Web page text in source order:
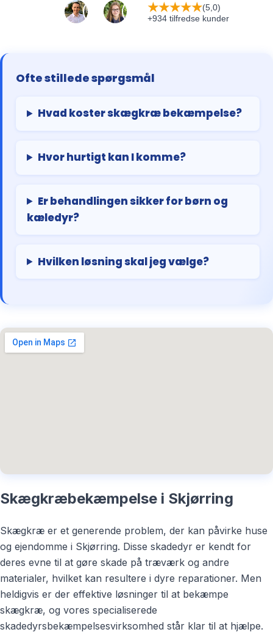
★★★★★(5,0)
+934 tilfredse kunder
Ofte stillede spørgsmål
Hvad koster skægkræ bekæmpelse?
Hvor hurtigt kan I komme?
Er behandlingen sikker for børn og
kæledyr?
Hvilken løsning skal jeg vælge?
Skægkræbekæmpelse i Skjørring
Skægkræ er et generende problem, der kan påvirke huse
og ejendomme i Skjørring. Disse skadedyr er kendt for
deres evne til at gøre skade på træværk og andre
materialer, hvilket kan resultere i dyre reparationer. Men
heldigvis er der effektive løsninger til at bekæmpe
skægkræ, og vores specialiserede
skadedyrsbekæmpelsesvirksomhed står klar til at hjælpe.